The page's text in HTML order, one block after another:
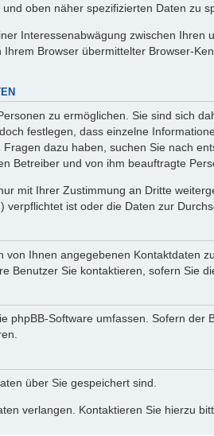
oben näher spezifizierten Daten zu
Interessenabwägung zwischen
Browser übermittelter Browser-
zu ermöglichen. Sie sind sich
festlegen, dass einzelne
dazu haben, suchen Sie nach
Betreiber und von ihm beauftragte
mit Ihrer Zustimmung an Dritte
ist oder die Daten zur
Ihnen angegebenen Kontaktdaten
Benutzer Sie kontaktieren, sofern Sie
phpBB-Software umfassen. Sofern
über Sie gespeichert sind.
verlangen. Kontaktieren Sie hierzu